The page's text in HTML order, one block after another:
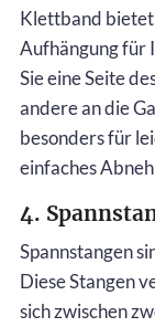
Klettband
Aufhängung für
Sie eine Seite
andere an die
besonders für
einfaches
4.
Spannstangen
Diese Stangen
sich zwischen